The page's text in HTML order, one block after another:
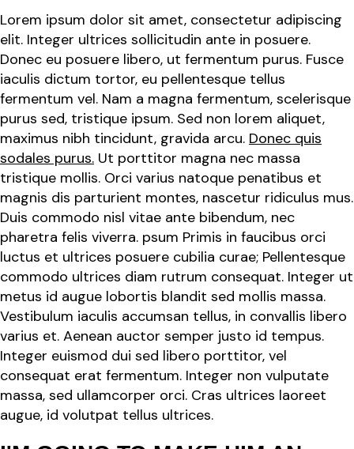
Lorem ipsum dolor sit amet, consectetur adipiscing
elit. Integer ultrices sollicitudin ante in posuere.
Donec eu posuere libero, ut fermentum purus. Fusce
iaculis dictum tortor, eu pellentesque tellus
fermentum vel. Nam a magna fermentum, scelerisque
purus sed, tristique ipsum. Sed non lorem aliquet,
maximus nibh tincidunt, gravida arcu. Donec quis
sodales purus. Ut porttitor magna nec massa
tristique mollis. Orci varius natoque penatibus et
magnis dis parturient montes, nascetur ridiculus mus.
Duis commodo nisl vitae ante bibendum, nec
pharetra felis viverra. psum Primis in faucibus orci
luctus et ultrices posuere cubilia curae; Pellentesque
commodo ultrices diam rutrum consequat. Integer ut
metus id augue lobortis blandit sed mollis massa.
Vestibulum iaculis accumsan tellus, in convallis libero
varius et. Aenean auctor semper justo id tempus.
Integer euismod dui sed libero porttitor, vel
consequat erat fermentum. Integer non vulputate
massa, sed ullamcorper orci. Cras ultrices laoreet
augue, id volutpat tellus ultrices.